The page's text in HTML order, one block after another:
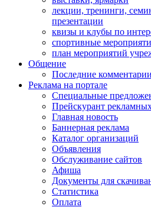
лекции, тренинги,
презентации
квизы и клубы по
спортивные
план мероприятий
Общение
Последние комментарии
Реклама на портале
Специальные
Прейскурант
Главная новость
Баннерная реклама
Каталог организаций
Объявления
Обслуживание сайтов
Афиша
Документы для
Статистика
Оплата